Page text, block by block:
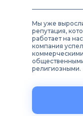
Мы уже
репутация,
работает на
компания
религиозными.